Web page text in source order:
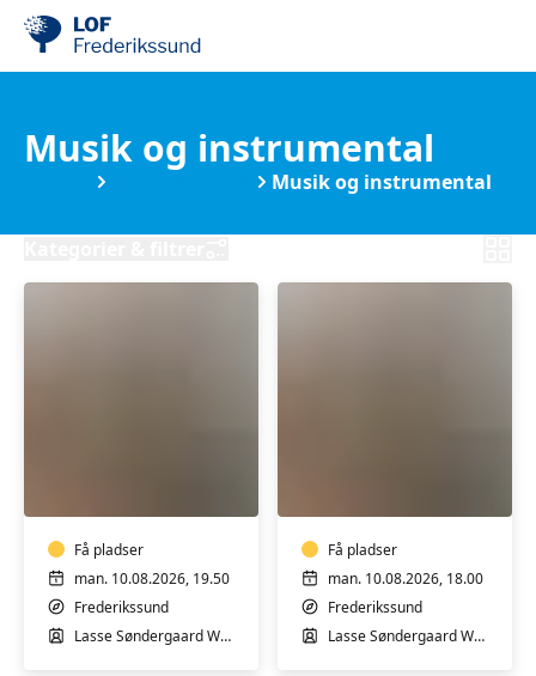
Musik og instrumental
Musik og instrumental
Få pladser
man. 10.08.2026, 19.50
Frederikssund
Lasse Søndergaard Wahlgren
Få pladser
man. 10.08.2026, 18.00
Frederikssund
Lasse Søndergaard Wahlgren